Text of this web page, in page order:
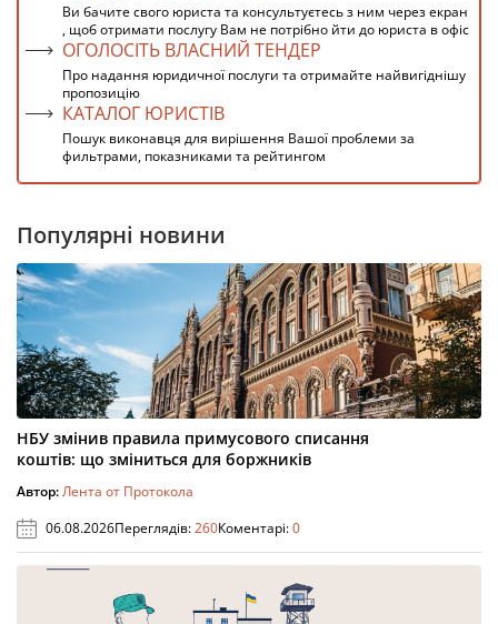
Ви бачите свого юриста та консультуєтесь з ним через екран
, щоб отримати послугу Вам не потрібно йти до юриста в офіс
ОГОЛОСІТЬ ВЛАСНИЙ ТЕНДЕР
Про надання юридичної послуги та отримайте найвигіднішу
пропозицію
КАТАЛОГ ЮРИСТІВ
Пошук виконавця для вирішення Вашої проблеми за
фильтрами, показниками та рейтингом
Популярні новини
НБУ змінив правила примусового списання
коштів: що зміниться для боржників
Автор:Лента от Протокола
06.08.2026Переглядів:260Коментарі:0